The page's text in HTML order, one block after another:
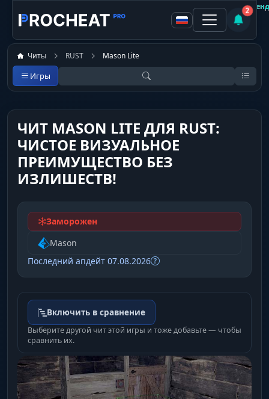
2
Читы RUST Mason Lite
Игры
ЧИТ MASON LITE ДЛЯ RUST:
ЧИСТОЕ ВИЗУАЛЬНОЕ
ПРЕИМУЩЕСТВО БЕЗ
ИЗЛИШЕСТВ!
Заморожен
Mason
Последний апдейт 07.08.2026
Включить в сравнение
Выберите другой чит этой игры и тоже добавьте — чтобы
сравнить их.
Не
Не
Не
Не
Не
Не